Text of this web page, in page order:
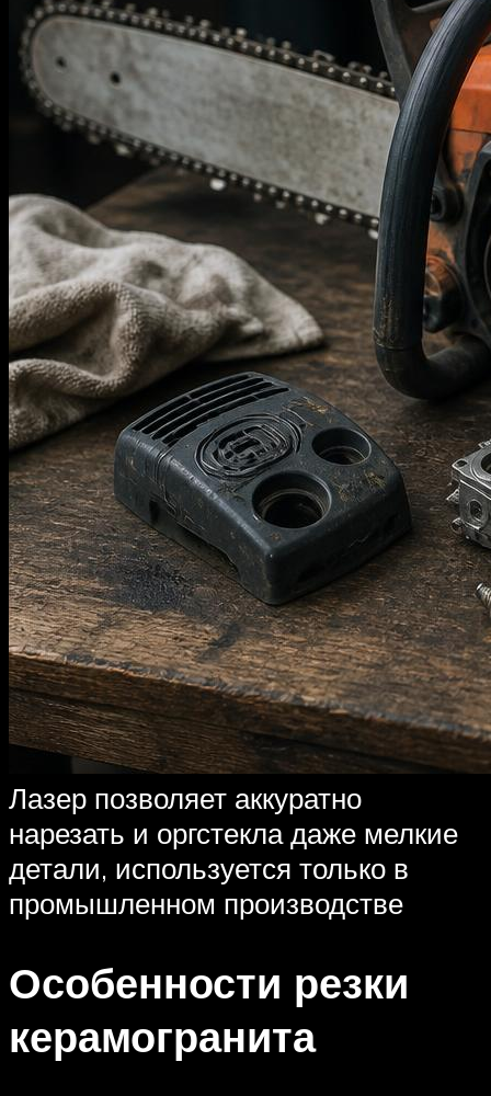
Лазер позволяет аккуратно
нарезать и оргстекла даже мелкие
детали, используется только в
промышленном производстве
Особенности резки
керамогранита